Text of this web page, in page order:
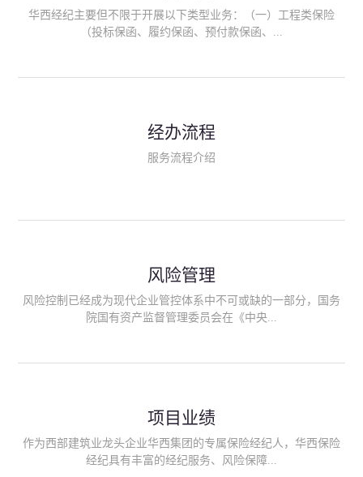
华西经纪主要但不限于开展以下类型业务：（一）工程类保险
（投标保函、履约保函、预付款保函、...
险、政府公共安全责任保险/自然灾害公众责任保险、精神病监护
人责任险、首台套/首版次保险、科技保险等）；（三）传统财产
险产品；（六）保险招投标业务。随着业务的开展，华西经纪会
供专业、优质的保险经纪服务。
经办流程
服务流程介绍
风险管理
风险控制已经成为现代企业管控体系中不可或缺的一部分，国务
院国有资产监督管理委员会在《中央...
能够为客户降低风险管理成本，提高经营效率；能够为企业提供
从风险评估、风险分析、风险防范、风险转移到灾后防损、索赔
等全方位、全过程、专家式的服务，拓展和深化由保险公司提供
项目业绩
作为西部建筑业龙头企业华西集团的专属保险经纪人，华西保险
经纪具有丰富的经纪服务、风险保障...